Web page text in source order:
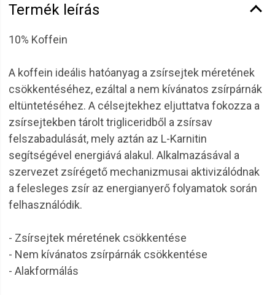
Termék leírás
10% Koffein
A koffein ideális hatóanyag a zsírsejtek méretének
csökkentéséhez, ezáltal a nem kívánatos zsírpárnák
eltüntetéséhez. A célsejtekhez eljuttatva fokozza a
zsírsejtekben tárolt trigliceridből a zsírsav
felszabadulását, mely aztán az L-Karnitin
segítségével energiává alakul. Alkalmazásával a
szervezet zsírégető mechanizmusai aktivizálódnak
a felesleges zsír az energianyerő folyamatok során
felhasználódik.
- Zsírsejtek méretének csökkentése
- Nem kívánatos zsírpárnák csökkentése
- Alakformálás